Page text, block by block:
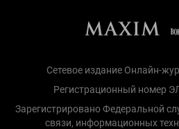
Сетевое издание Онлайн-
Регистрационный номер
Зарегистрировано Федеральной
связи, информационных